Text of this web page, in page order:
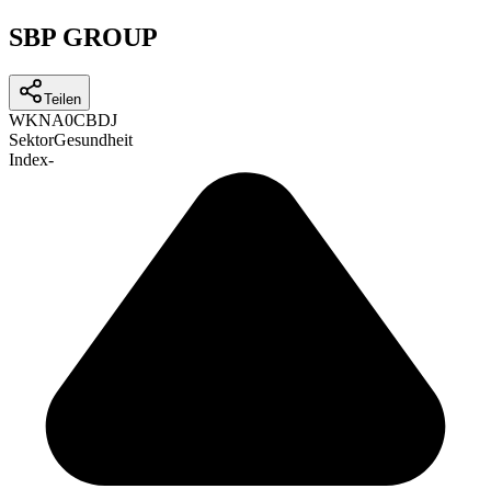
SBP GROUP
Teilen
WKNA0CBDJ
SektorGesundheit
Index-